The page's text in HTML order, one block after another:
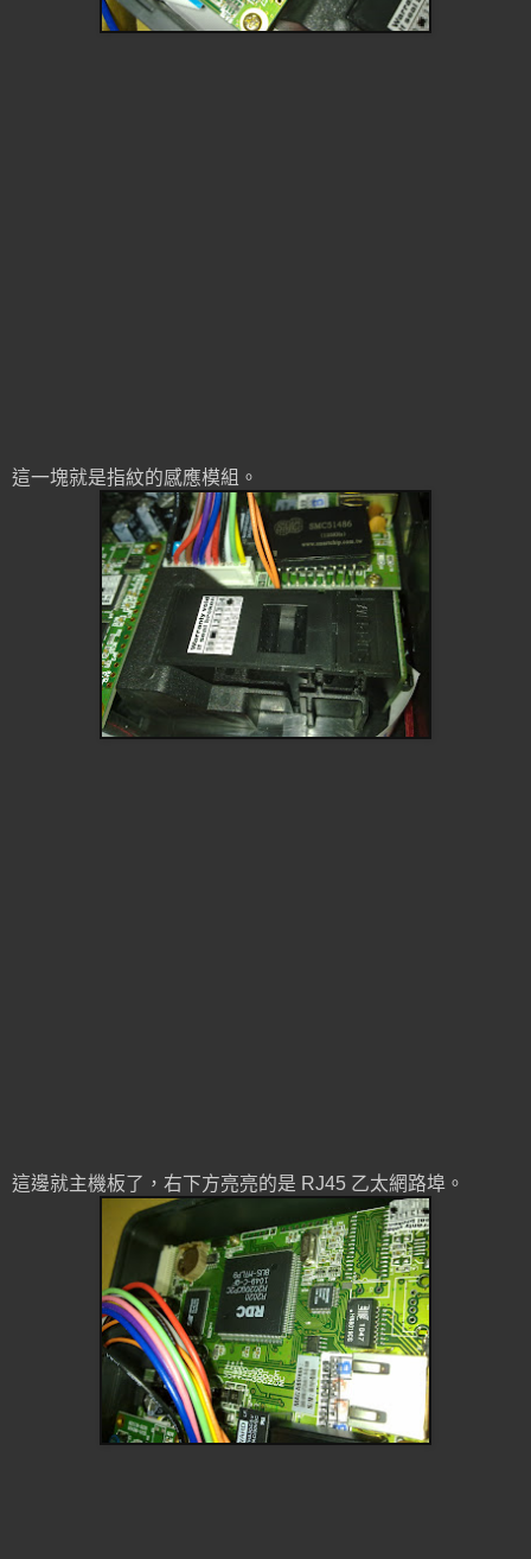
這一塊就是指紋的感應模組。
這邊就主機板了，右下方亮亮的是 RJ45 乙太網路埠。